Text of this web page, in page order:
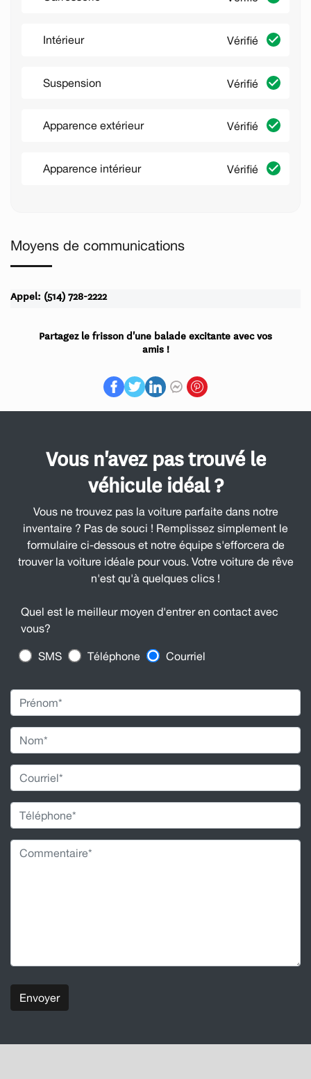
Intérieur Vérifié
Suspension Vérifié
Apparence extérieur Vérifié
Apparence intérieur Vérifié
Moyens de communications
Appel: (514) 728-2222
Partagez le frisson d'une balade excitante avec vos
amis !
Vous n'avez pas trouvé le
véhicule idéal ?
Vous ne trouvez pas la voiture parfaite dans notre
inventaire ? Pas de souci ! Remplissez simplement le
formulaire ci-dessous et notre équipe s'efforcera de
trouver la voiture idéale pour vous. Votre voiture de rêve
n'est qu'à quelques clics !
Quel est le meilleur moyen d'entrer en contact avec
vous?
SMS Téléphone Courriel
Envoyer